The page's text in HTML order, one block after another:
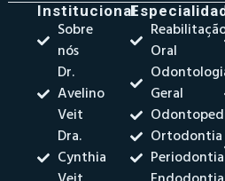
Institucional
Sobre
nós
Dr.
Avelino
Veit
Dra.
Cynthia
Oral
Geral
Ortodontia
Periodontia